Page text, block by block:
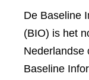
De Baseline
(BIO) is het
Nederlandse
Baseline